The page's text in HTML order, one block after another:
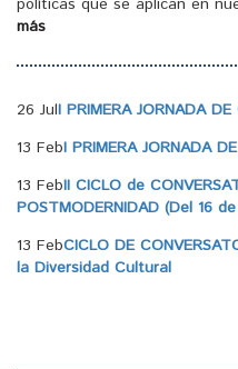
políticas que se aplican en
más
26 JulI PRIMERA JORNADA
13 FebI PRIMERA JORNADA
13 FebII CICLO de
POSTMODERNIDAD (Del 16
13 FebCICLO DE
la Diversidad Cultural